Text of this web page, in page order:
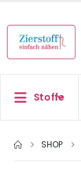
Stoffe
SHOP